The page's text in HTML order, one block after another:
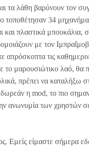
τα λάθη βαρύνουν τον
τοποθέτησαν 34
πλαστικά μπουκάλια,
με τον
τις
μαρουσιώτικο λαό, θα
πρέπει να καταλήξω
η mod, το πιο
ανωνυμία των χρηστών
Εμείς είμαστε σήμερα